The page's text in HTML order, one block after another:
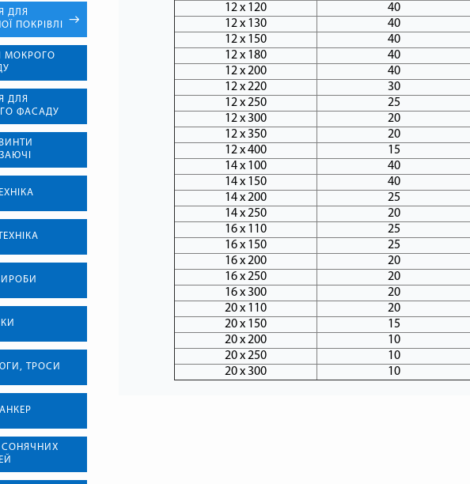
ДЛЯ
ПОКРІВЛІ
МОКРОГО
ДЛЯ
ФАСАДУ
ТРОСИ
СОНЯЧНИХ
12 х 120
40
12 х 130
40
12 х 150
40
12 х 180
40
12 х 200
40
12 х 220
30
12 х 250
25
12 х 300
20
12 х 350
20
12 х 400
15
14 х 100
40
14 х 150
40
14 х 200
25
14 х 250
20
16 х 110
25
16 х 150
25
16 х 200
20
16 х 250
20
16 х 300
20
20 х 110
20
20 х 150
15
20 х 200
10
20 х 250
10
20 х 300
10